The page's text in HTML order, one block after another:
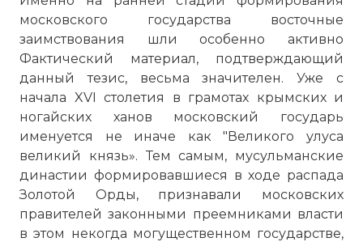
московского государства восточные
заимствования шли особенно активно
Фактический материал, подтверждающий
данный тезис, весьма значителен. Уже с
начала XVI столетия в грамотах крымских и
ногайских ханов московский государь
именуется не иначе как "Великого улуса
великий князь». Тем самым, мусульманские
династии формировавшиеся в ходе распада
Золотой Орды, признавали московских
правителей законными преемниками власти
в этом некогда могущественном государстве,